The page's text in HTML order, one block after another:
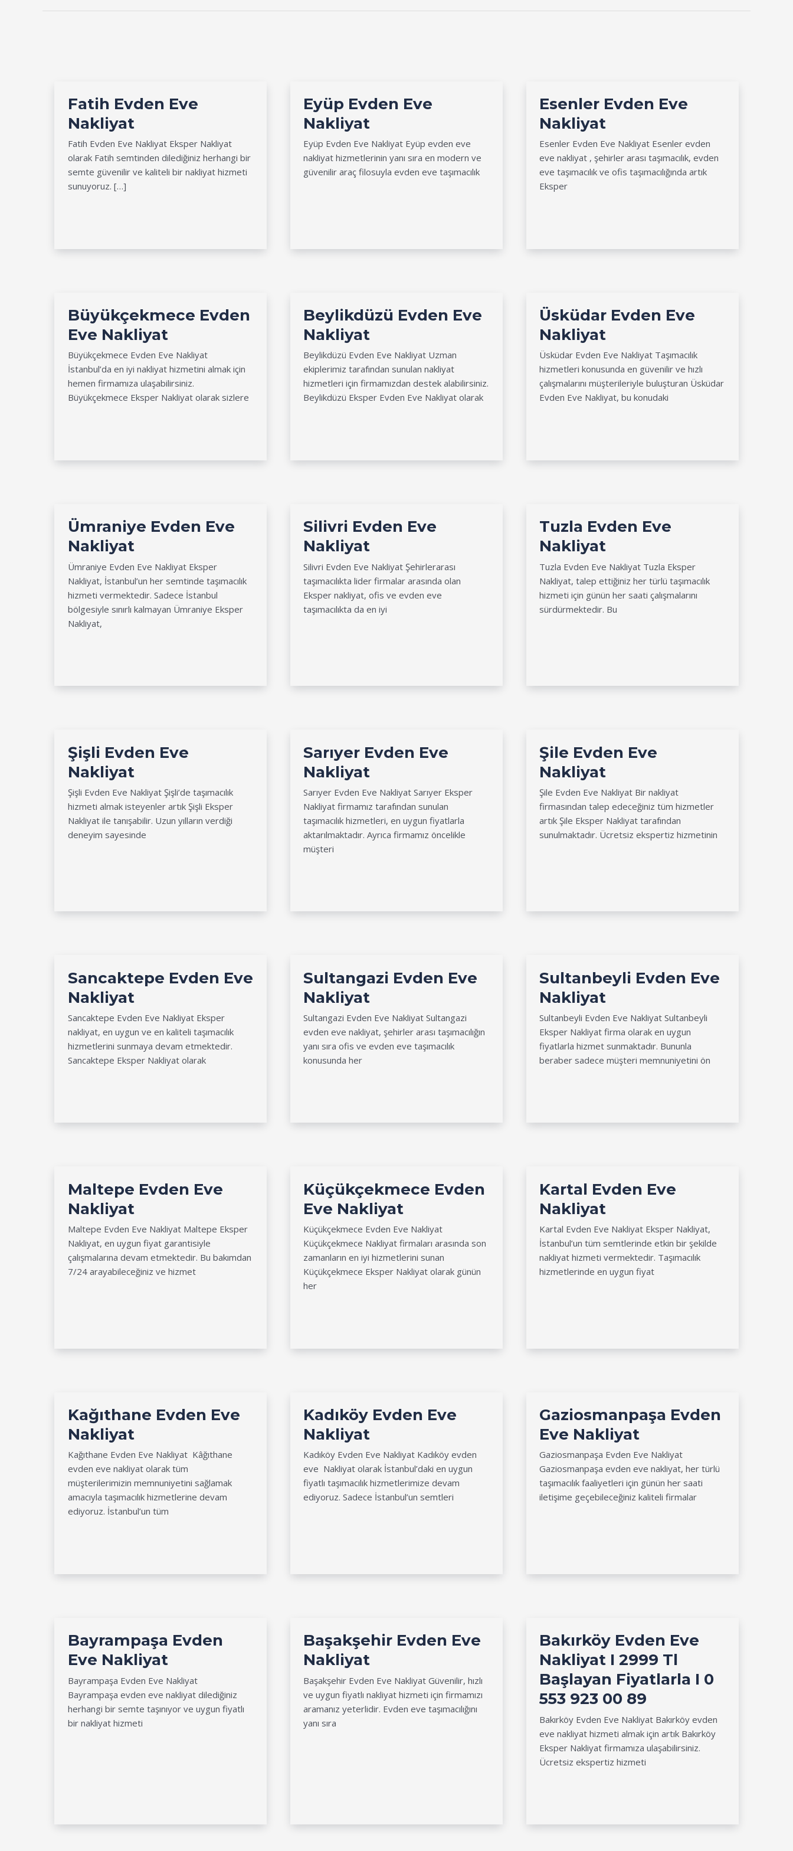
Fatih Evden Eve
Nakliyat
Fatih Evden Eve Nakliyat Eksper Nakliyat
olarak Fatih semtinden dilediğiniz herhangi bir
semte güvenilir ve kaliteli bir nakliyat hizmeti
sunuyoruz. […]
Eyüp Evden Eve
Nakliyat
Eyüp Evden Eve Nakliyat Eyüp evden eve
nakliyat hizmetlerinin yanı sıra en modern ve
güvenilir araç filosuyla evden eve taşımacılık
Esenler Evden Eve
Nakliyat
Esenler Evden Eve Nakliyat Esenler evden
eve nakliyat , şehirler arası taşımacılık, evden
eve taşımacılık ve ofis taşımacılığında artık
Eksper
Büyükçekmece Evden
Eve Nakliyat
Büyükçekmece Evden Eve Nakliyat
İstanbul’da en iyi nakliyat hizmetini almak için
hemen firmamıza ulaşabilirsiniz.
Büyükçekmece Eksper Nakliyat olarak sizlere
Beylikdüzü Evden Eve
Nakliyat
Beylikdüzü Evden Eve Nakliyat Uzman
ekiplerimiz tarafından sunulan nakliyat
hizmetleri için firmamızdan destek alabilirsiniz.
Beylikdüzü Eksper Evden Eve Nakliyat olarak
Üsküdar Evden Eve
Nakliyat
Üsküdar Evden Eve Nakliyat Taşımacılık
hizmetleri konusunda en güvenilir ve hızlı
çalışmalarını müşterileriyle buluşturan Üsküdar
Evden Eve Nakliyat, bu konudaki
Ümraniye Evden Eve
Nakliyat
Ümraniye Evden Eve Nakliyat Eksper
Nakliyat, İstanbul’un her semtinde taşımacılık
hizmeti vermektedir. Sadece İstanbul
bölgesiyle sınırlı kalmayan Ümraniye Eksper
Nakliyat,
Silivri Evden Eve
Nakliyat
Silivri Evden Eve Nakliyat Şehirlerarası
taşımacılıkta lider firmalar arasında olan
Eksper nakliyat, ofis ve evden eve
taşımacılıkta da en iyi
Tuzla Evden Eve
Nakliyat
Tuzla Evden Eve Nakliyat Tuzla Eksper
Nakliyat, talep ettiğiniz her türlü taşımacılık
hizmeti için günün her saati çalışmalarını
sürdürmektedir. Bu
Şişli Evden Eve
Nakliyat
Şişli Evden Eve Nakliyat Şişli’de taşımacılık
hizmeti almak isteyenler artık Şişli Eksper
Nakliyat ile tanışabilir. Uzun yılların verdiği
deneyim sayesinde
Sarıyer Evden Eve
Nakliyat
Sarıyer Evden Eve Nakliyat Sarıyer Eksper
Nakliyat firmamız tarafından sunulan
taşımacılık hizmetleri, en uygun fiyatlarla
aktarılmaktadır. Ayrıca firmamız öncelikle
müşteri
Şile Evden Eve
Nakliyat
Şile Evden Eve Nakliyat Bir nakliyat
firmasından talep edeceğiniz tüm hizmetler
artık Şile Eksper Nakliyat tarafından
sunulmaktadır. Ücretsiz ekspertiz hizmetinin
Sancaktepe Evden Eve
Nakliyat
Sancaktepe Evden Eve Nakliyat Eksper
nakliyat, en uygun ve en kaliteli taşımacılık
hizmetlerini sunmaya devam etmektedir.
Sancaktepe Eksper Nakliyat olarak
Sultangazi Evden Eve
Nakliyat
Sultangazi Evden Eve Nakliyat Sultangazi
evden eve nakliyat, şehirler arası taşımacılığın
yanı sıra ofis ve evden eve taşımacılık
konusunda her
Sultanbeyli Evden Eve
Nakliyat
Sultanbeyli Evden Eve Nakliyat Sultanbeyli
Eksper Nakliyat firma olarak en uygun
fiyatlarla hizmet sunmaktadır. Bununla
beraber sadece müşteri memnuniyetini ön
Maltepe Evden Eve
Nakliyat
Maltepe Evden Eve Nakliyat Maltepe Eksper
Nakliyat, en uygun fiyat garantisiyle
çalışmalarına devam etmektedir. Bu bakımdan
7/24 arayabileceğiniz ve hizmet
Küçükçekmece Evden
Eve Nakliyat
Küçükçekmece Evden Eve Nakliyat
Küçükçekmece Nakliyat firmaları arasında son
zamanların en iyi hizmetlerini sunan
Küçükçekmece Eksper Nakliyat olarak günün
her
Kartal Evden Eve
Nakliyat
Kartal Evden Eve Nakliyat Eksper Nakliyat,
İstanbul’un tüm semtlerinde etkin bir şekilde
nakliyat hizmeti vermektedir. Taşımacılık
hizmetlerinde en uygun fiyat
Kağıthane Evden Eve
Nakliyat
Kağıthane Evden Eve Nakliyat Kâğıthane
evden eve nakliyat olarak tüm
müşterilerimizin memnuniyetini sağlamak
amacıyla taşımacılık hizmetlerine devam
ediyoruz. İstanbul’un tüm
Kadıköy Evden Eve
Nakliyat
Kadıköy Evden Eve Nakliyat Kadıköy evden
eve Nakliyat olarak İstanbul’daki en uygun
fiyatlı taşımacılık hizmetlerimize devam
ediyoruz. Sadece İstanbul’un semtleri
Gaziosmanpaşa Evden
Eve Nakliyat
Gaziosmanpaşa Evden Eve Nakliyat
Gaziosmanpaşa evden eve nakliyat, her türlü
taşımacılık faaliyetleri için günün her saati
iletişime geçebileceğiniz kaliteli firmalar
Bayrampaşa Evden
Eve Nakliyat
Bayrampaşa Evden Eve Nakliyat
Bayrampaşa evden eve nakliyat dilediğiniz
herhangi bir semte taşınıyor ve uygun fiyatlı
bir nakliyat hizmeti
Başakşehir Evden Eve
Nakliyat
Başakşehir Evden Eve Nakliyat Güvenilir, hızlı
ve uygun fiyatlı nakliyat hizmeti için firmamızı
aramanız yeterlidir. Evden eve taşımacılığını
yanı sıra
Bakırköy Evden Eve
Nakliyat I 2999 Tl
Başlayan Fiyatlarla I 0
553 923 00 89
Bakırköy Evden Eve Nakliyat Bakırköy evden
eve nakliyat hizmeti almak için artık Bakırköy
Eksper Nakliyat firmamıza ulaşabilirsiniz.
Ücretsiz ekspertiz hizmeti